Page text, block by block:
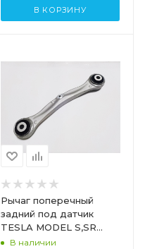
В КОРЗИНУ
Рычаг поперечный
задний под датчик
TESLA MODEL S,SR
1027421-00-E
В наличии